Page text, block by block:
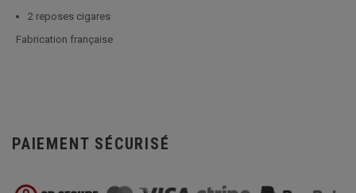
2 reposes cigares
Fabrication française
PAIEMENT SÉCURISÉ